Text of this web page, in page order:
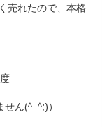
売れたので、本格
ん(^_^;)）